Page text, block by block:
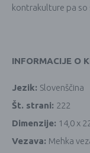
kontrakulture pa so
INFORMACIJE O
Jezik: Slovenščina
Št. strani: 222
Dimenzije: 14,0 x
Vezava: Mehka